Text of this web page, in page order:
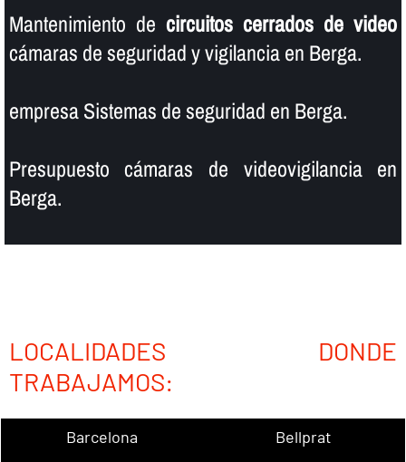
Mantenimiento de circuitos cerrados de video
cámaras de seguridad y vigilancia en Berga.
empresa Sistemas de seguridad en Berga.
Presupuesto cámaras de videovigilancia en
Berga.
LOCALIDADES DONDE
TRABAJAMOS:
Barcelona
Bellprat